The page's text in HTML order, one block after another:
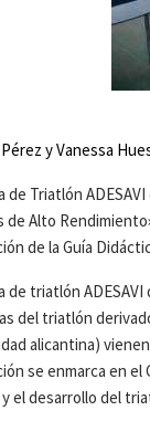
y Vanessa
de Triatlón
de Alto
de la Guía
de triatlón
del triatlón
alicantina)
se enmarca en el
el desarrollo del